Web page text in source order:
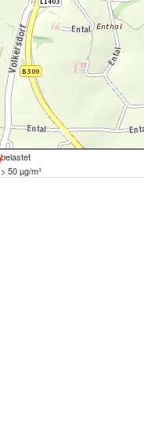
belastet
> 50 µg/m³